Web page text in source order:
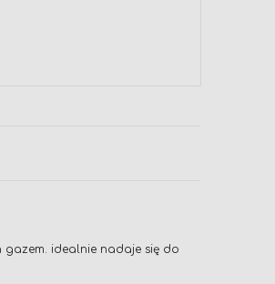
gazem. idealnie nadaje się do